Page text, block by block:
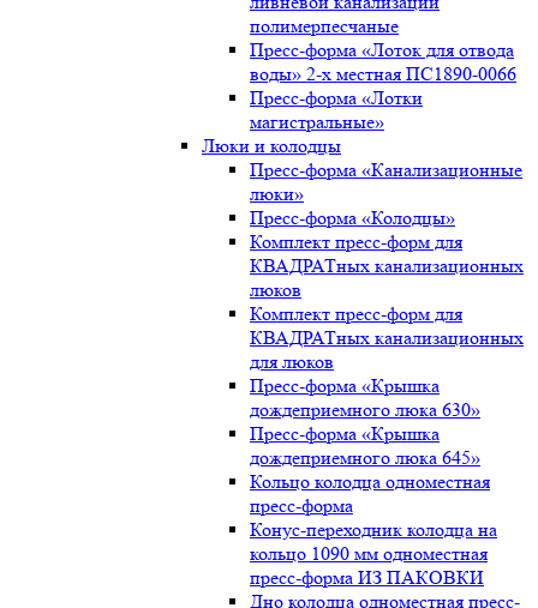
полимерпесчаные
Пресс-форма «Лоток для отвода
воды» 2-х местная ПС1890-0066
Пресс-форма «Лотки
магистральные»
Люки и колодцы
Пресс-форма «Канализационные
люки»
Пресс-форма «Колодцы»
Комплект пресс-форм для
КВАДРАТных канализационных
люков
Комплект пресс-форм для
КВАДРАТных канализационных
для люков
Пресс-форма «Крышка
дождеприемного люка 630»
Пресс-форма «Крышка
дождеприемного люка 645»
Кольцо колодца одноместная
пресс-форма
Конус-переходник колодца на
кольцо 1090 мм одноместная
пресс-форма ИЗ ПАКОВКИ
Дно колодца одноместная пресс-